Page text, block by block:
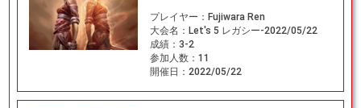
プレイヤー： Fujiwara Ren
大会名： Let's 5 レガシー-2022/05/22
成績： 3-2
参加人数： 11
開催日： 2022/05/22